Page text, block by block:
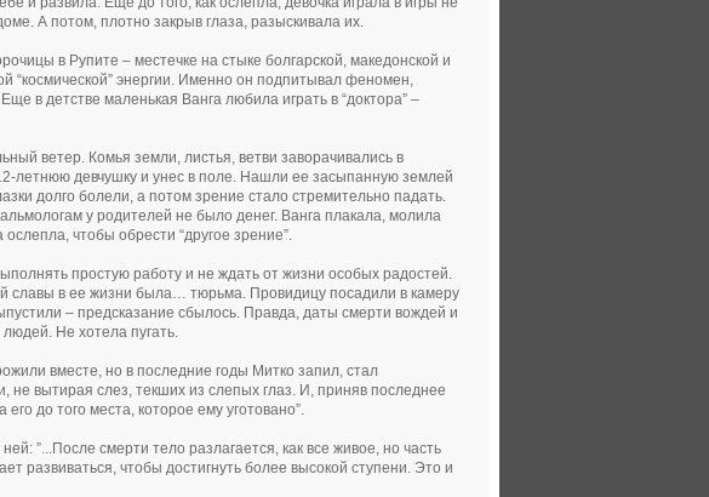
А потом, плотно закрыв глаза, разыскивала их.
в Рупите – местечке на стыке болгарской, македонской и
“космической” энергии. Именно он подпитывал феномен,
в детстве маленькая Ванга любила играть в “доктора” –
ветер. Комья земли, листья, ветви заворачивались в
летнюю девчушку и унес в поле. Нашли ее засыпанную землей
долго болели, а потом зрение стало стремительно падать.
у родителей не было денег. Ванга плакала, молила
чтобы обрести “другое зрение”.
простую работу и не ждать от жизни особых радостей.
славы в ее жизни была… тюрьма. Провидицу посадили в камеру
– предсказание сбылось. Правда, даты смерти вождей и
Не хотела пугать.
вместе, но в последние годы Митко запил, стал
не вытирая слез, текших из слепых глаз. И, приняв последнее
до того места, которое ему уготовано”.
”...После смерти тело разлагается, как все живое, но часть
развиваться, чтобы достигнуть более высокой ступени. Это и